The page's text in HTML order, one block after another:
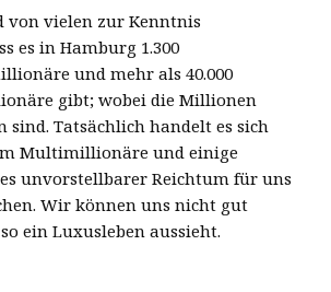
von vielen zur Kenntnis
es in Hamburg 1.300
und mehr als 40.000
gibt; wobei die Millionen
sind. Tatsächlich handelt es sich
Multimillionäre und einige
unvorstellbarer Reichtum für uns
Wir können uns nicht gut
ein Luxusleben aussieht.
in einer Stadt